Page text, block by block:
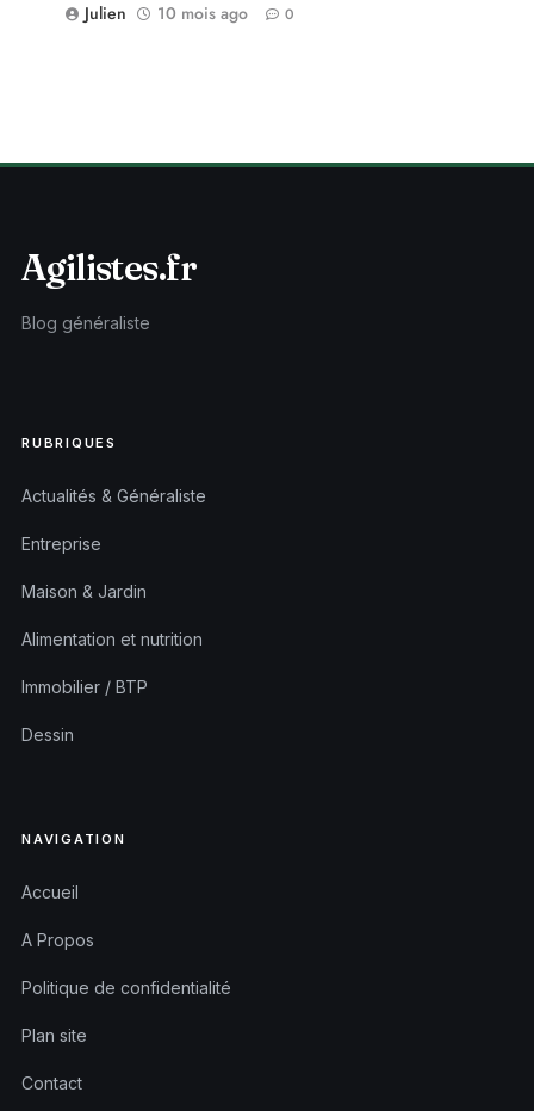
Julien 10 mois ago 0
Agilistes.fr
Blog généraliste
RUBRIQUES
Actualités & Généraliste
Entreprise
Maison & Jardin
Alimentation et nutrition
Immobilier / BTP
Dessin
NAVIGATION
Accueil
A Propos
Politique de confidentialité
Plan site
Contact